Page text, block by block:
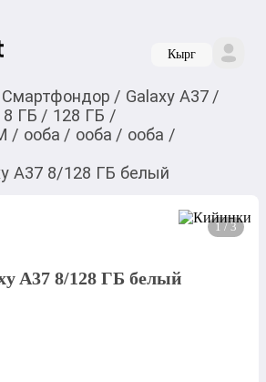
Кырг
Смартфондор / Galaxy A37 /
8 ГБ / 128 ГБ /
/ ооба / ооба / ооба /
A37 8/128 ГБ белый
1 / 3
A37 8/128 ГБ белый